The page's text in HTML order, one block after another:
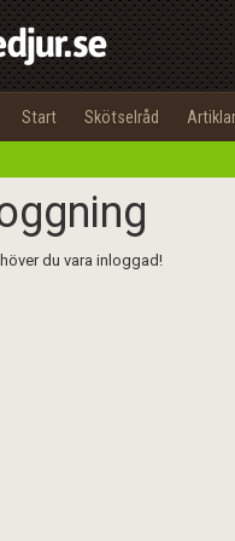
Start Skötselråd Artiklar
du vara inloggad!